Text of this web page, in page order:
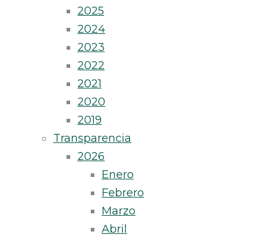
2025
2024
2023
2022
2021
2020
2019
Transparencia
2026
Enero
Febrero
Marzo
Abril